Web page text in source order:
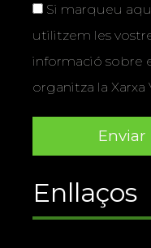
Si marqueu
utilitzem les
informació sobre
organitza la Xarxa
Enllaços